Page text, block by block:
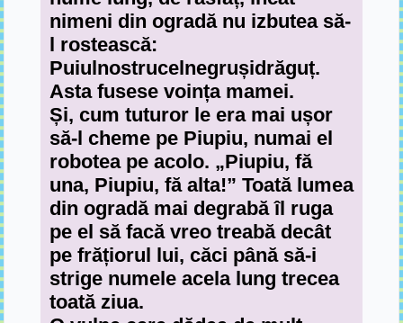
nimeni din ogradă nu izbutea să-
l rostească:
Puiulnostrucelnegrușidrăguț.
Asta fusese voința mamei.
Și, cum tuturor le era mai ușor
să-l cheme pe Piupiu, numai el
robotea pe acolo. „Piupiu, fă
una, Piupiu, fă alta!” Toată lumea
din ogradă mai degrabă îl ruga
pe el să facă vreo treabă decât
pe frățiorul lui, căci până să-i
strige numele acela lung trecea
toată ziua.